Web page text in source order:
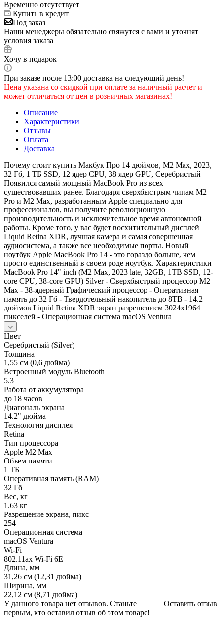
Временно отсутствует
Купить в кредит
Под заказ
Наши менеджеры обязательно свяжутся с вами и уточнят
условия заказа
Хочу в подарок
При заказе после 13:00 доставка на следующий день!
Цена указана со скидкой при оплате за наличный расчет и
может отличаться от цен в розничных магазинах!
Описание
Характеристики
Отзывы
Оплата
Доставка
Почему стоит купить Макбук Про 14 дюймов, М2 Max, 2023,
32 Гб, 1 ТБ SSD, 12 ядер CPU, 38 ядер GPU, Серебристый
Появился самый мощный MacBook Pro из всех
существовавших ранее. Благодаря сверхбыстрым чипам M2
Pro и M2 Max, разработанным Apple специально для
профессионалов, вы получите революционную
производительность и исключительное время автономной
работы. Кроме того, у вас будет восхитительный дисплей
Liquid Retina XDR, лучшая камера и самая совершенная
аудиосистема, а также все необходимые порты. Новый
ноутбук Apple MacBook Pro 14 - это гораздо больше, чем
просто единственный в своем роде ноутбук. Характеристики
MacBook Pro 14" inch (M2 Мах, 2023 late, 32GB, 1TB SSD, 12-
core CPU, 38-core GPU) Silver - Сверхбыстрый процессор М2
Max - 38-ядерный Графический процессор - Оперативная
память до 32 Гб - Твердотельный накопитель до 8TB - 14.2
дюймов Liquid Retina XDR экран разрешением 3024x1964
пикселей - Операционная система macOS Ventura
Цвет
Серебристый (Silver)
Толщина
1,55 см (0,6 дюйма)
Встроенный модуль Bluetooth
5.3
Работа от аккумулятора
до 18 часов
Диагональ экрана
14.2" дюйма
Технология дисплея
Retina
Тип процессора
Apple M2 Max
Объем памяти
1 ТБ
Оперативная память (RAM)
32 Гб
Вес, кг
1.63 кг
Разрешение экрана, пикс
254
Операционная система
macOS Ventura
Wi-Fi
802.11ax Wi-Fi 6E
Длина, мм
31,26 см (12,31 дюйма)
Ширина, мм
22,12 см (8,71 дюйма)
Оставить отзыв
У данного товара нет отзывов. Станьте
первым, кто оставил отзыв об этом товаре!